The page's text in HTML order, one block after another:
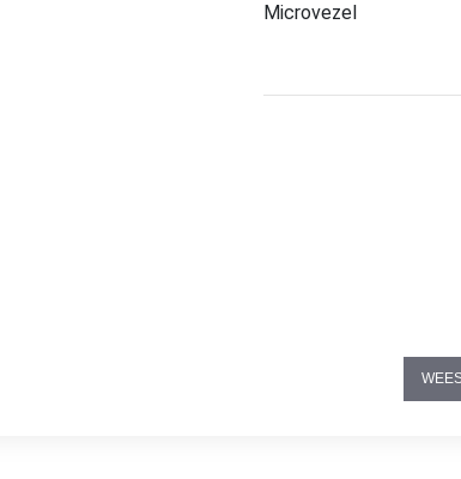
Microvezel